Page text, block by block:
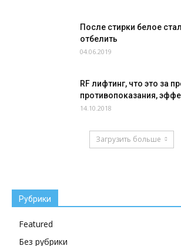
После стирки белое
отбелить
04.06.2019
RF лифтинг, что это за
противопоказания,
14.10.2018
Загрузить больше
Рубрики
Featured
Без рубрики